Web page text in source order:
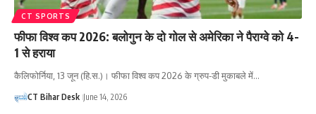
CT SPORTS
फीफा विश्व कप 2026: बलोगुन के दो गोल से अमेरिका ने पैराग्वे को 4-
1 से हराया
कैलिफोर्निया, 13 जून (हि.स.)। फीफा विश्व कप 2026 के ग्रुप-डी मुकाबले में…
CT Bihar Desk June 14, 2026